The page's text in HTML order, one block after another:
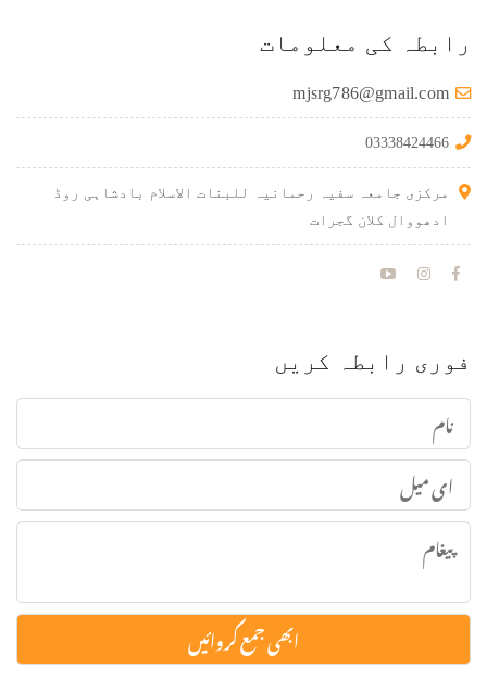
رابطہ کی معلومات
mjsrg786@gmail.com
03338424466
مرکزی جامعہ سفیہ رحمانیہ للبنات الاسلام بادشاہی روڈ
ادھووال کلان گجرات
فوری رابطہ کریں